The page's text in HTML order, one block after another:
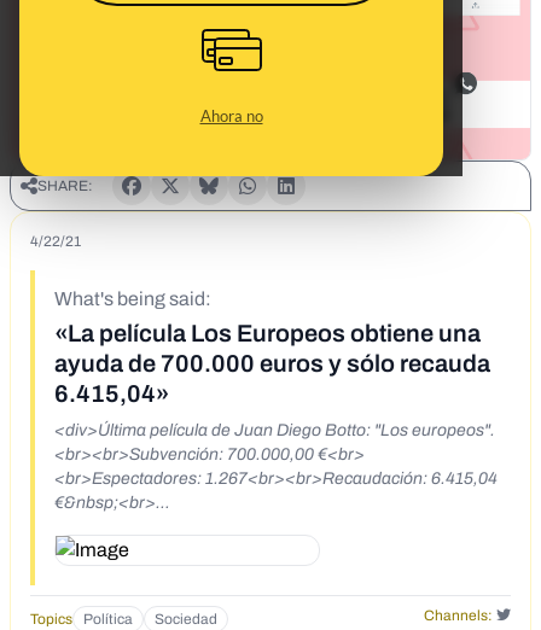
Ahora no
SHARE:
4/22/21
What's being said:
«La película Los Europeos obtiene una
ayuda de 700.000 euros y sólo recauda
6.415,04»
<div>Última película de Juan Diego Botto: "Los europeos".
<br><br>Subvención: 700.000,00 €<br>
<br>Espectadores: 1.267<br><br>Recaudación: 6.415,04
€&nbsp;<br>
es/Peliculas/Detalle?Pelicula=52714</div>
Topics Política Sociedad
Channels: